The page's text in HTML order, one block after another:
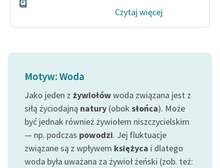
Popularyzacja
twórców przechodzących
do domeny publicznej,
lektur szkolnych oraz
Starego Testamentu
Odkurzamy bohaterów
Czytaj więcej
Motyw: Woda
Jako jeden z żywiołówwoda związana jest z
siłą życiodajną natury (obok słońca). Może
być jednak również żywiołem niszczycielskim
— np. podczas powodzi. Jej fluktuacje
związane są z wpływem księżyca i dlatego
woda była uważana za żywioł żeński (zob. też: